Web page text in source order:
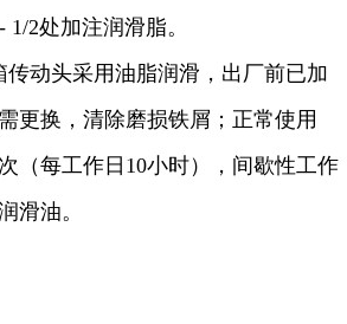
2处加注润滑脂。
动头采用油脂润滑，出厂前已加
更换，清除磨损铁屑；正常使用
（每工作日10小时），间歇性工作
滑油。